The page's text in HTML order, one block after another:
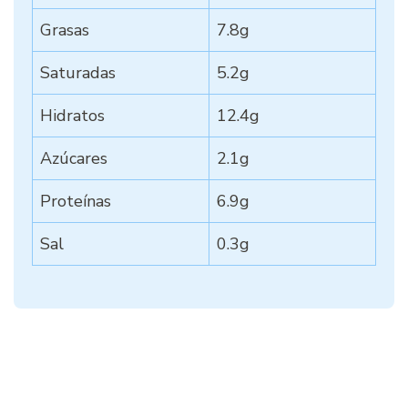
Grasas
7.8g
Saturadas
5.2g
Hidratos
12.4g
Azúcares
2.1g
Proteínas
6.9g
Sal
0.3g